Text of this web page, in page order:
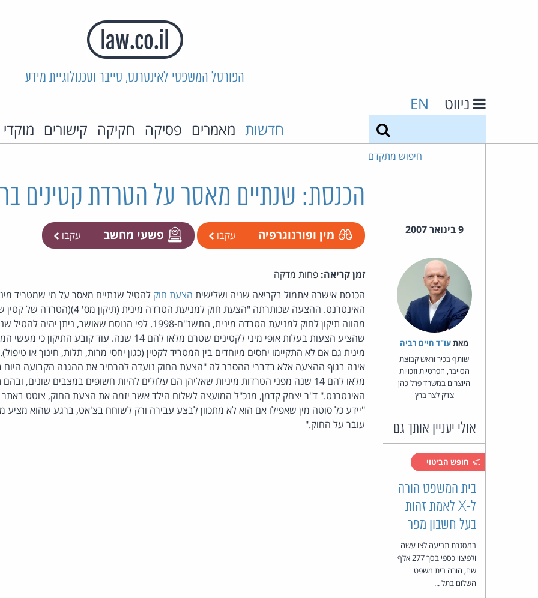
הפורטל המשפטי לאינטרנט, סייבר וטכנולוגיית מידע
ניווט EN
חדשות מאמרים פסיקה חקיקה קישורים
חיפוש מתקדם
הכנסת: שנתיים מאסר על הטרדת קטינים
9 בינואר 2007 מין ופורנוגרפיה עקבו פשעי מחשב עקבו
מאת‏עו"ד חיים רביה
שותף בכיר וראש קבוצת
הסייבר, הפרטיות וזכויות
היוצרים במשרד פרל כהן
צדק לצר ברץ
אולי יעניין אותך גם
חופש הביטוי
בית המשפט הורה
ל-X לאמת זהות
בעל חשבון מפר
במסגרת תביעה לצו עשה
ולפיצוי כספי בסך 277 אלף
שח, הורה בית משפט
השלום בתל ...
זמן קריאה: פחות מדקה
הכנסת אישרה אתמול בקריאה שניה ושלישית הצעת חוק להטיל שנתיים מאסר על מי שמטריד
מהווה תיקון לחוק למניעת הטרדה מינית, התשנ"ח-1998. לפי הנוסח שאושר,
שהציע הצעות בעלות אופי מיני לקטינים שטרם מלאו להם 14 שנה. עוד
מינית גם אם לא התקיימו יחסים מיוחדים בין המטריד לקטין (כגון יחסי מרות, תלות, חינוך או
אינה בגוף ההצעה אלא בדברי ההסבר לה "הצעת החוק נועדה להרחיב את ההגנה הקבועה היום
מלאו להם 14 שנה מפני הטרדות מיניות שאליהן הם עלולים להיות חשופים במצבים שונים,
האינטרנט." ד"ר יצחק קדמן, מנכ"ל המועצה לשלום הילד אשר יזמה את הצעת החוק, צוטט באתר
"יידע כל סוטה מין שאפילו אם הוא לא מתכוון לבצע עבירה ורק לשוחח בצ'אט, ברגע שהוא מציע
עובר על החוק."